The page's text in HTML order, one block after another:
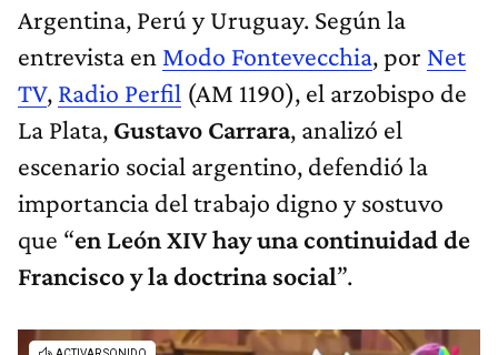
Argentina, Perú y Uruguay. Según la
entrevista en Modo Fontevecchia, por Net
TV, Radio Perfil (AM 1190), el arzobispo de
La Plata, Gustavo Carrara, analizó el
escenario social argentino, defendió la
importancia del trabajo digno y sostuvo
que “en León XIV hay una continuidad de
Francisco y la doctrina social”.